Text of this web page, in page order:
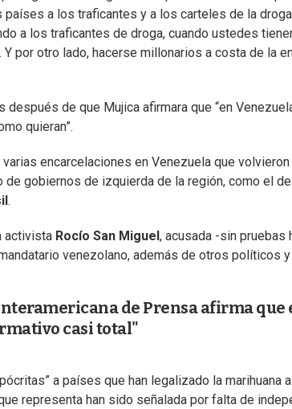
a los traficantes y a los carteles de la
a los traficantes de droga, cuando ustedes
Y por otro lado, hacerse millonarios a costa de la
después de que Mujica afirmara que “en
quieran”.
encarcelaciones en Venezuela que
de gobiernos de izquierda de la región, como el
.
activista Rocío San Miguel , acusada -sin pruebas
venezolano, además de otros políticos
de Prensa afirma que
casi total"
a países que han legalizado la marihuana
representa han sido señalada por falta de